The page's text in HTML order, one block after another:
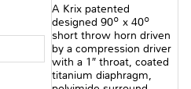
A Krix patented
designed 90º x 40º
short throw horn driven
by a compression driver
with a 1″ throat, coated
titanium diaphragm,